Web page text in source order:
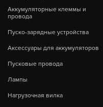
Аккумуляторные клеммы и
провода
Пуско-зарядные устройства
Аксессуары для аккумуляторов
Пусковые провода
Лампы
Нагрузочная вилка